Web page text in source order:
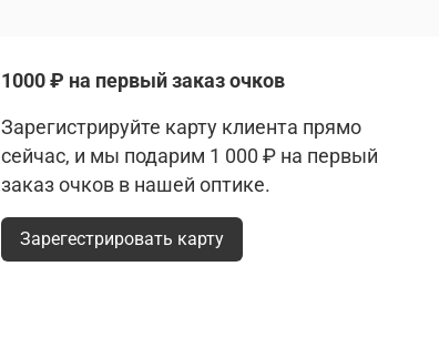
1000 ₽ на первый заказ очков
Зарегистрируйте карту клиента прямо
сейчас, и мы подарим 1 000 ₽ на первый
заказ очков в нашей оптике.
Зарегестрировать карту